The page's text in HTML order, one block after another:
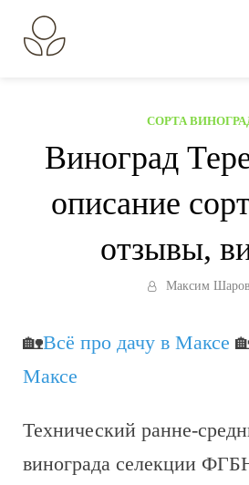
содержанию
СОРТА
Виноград
описание
отзывы,
Максим Шаров
🏡Всё про дачу в Максе
Максе
Технический ранне-
винограда селекции